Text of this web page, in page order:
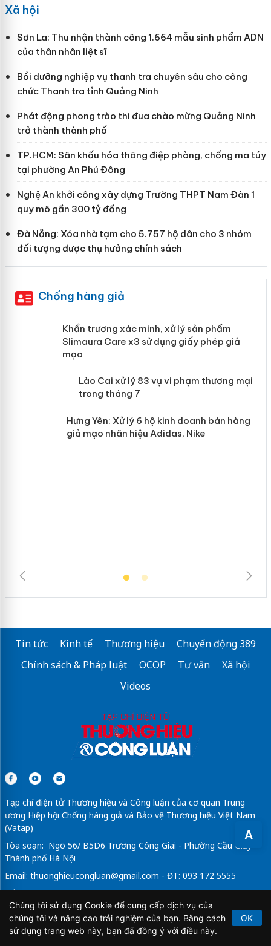
A
Xã hội
Sơn La: Thu nhận thành công 1.664 mẫu sinh phẩm ADN
của thân nhân liệt sĩ
Bồi dưỡng nghiệp vụ thanh tra chuyên sâu cho công
chức Thanh tra tỉnh Quảng Ninh
Phát động phong trào thi đua chào mừng Quảng Ninh
trở thành thành phố
TP.HCM: Sân khấu hóa thông điệp phòng, chống ma túy
tại phường An Phú Đông
Nghệ An khởi công xây dựng Trường THPT Nam Đàn 1
quy mô gần 300 tỷ đồng
Đà Nẵng: Xóa nhà tạm cho 5.757 hộ dân cho 3 nhóm
đối tượng được thụ hưởng chính sách
Chống hàng giả
Khẩn trương xác minh, xử lý sản phẩm
Slimaura Care x3 sử dụng giấy phép giả
mạo
Lào Cai xử lý 83 vụ vi phạm thương
mại trong tháng 7
Tin tức Kinh tế Thương hiệu
Chuyển động 389
Chính sách & Pháp luật
OCOP Tư vấn
Xã hội
Videos
Tạp chí điện tử Thương hiệu và Công luận của cơ quan Trung
ương Hiệp hội Chống hàng giả và Bảo vệ Thương hiệu Việt Nam
(Vatap)
Tòa soạn: Ngõ 56/ B5D6 Trương Công Giai - Phường Cầu Giấy -
Thành phố Hà Nội
Email: thuonghieucongluan@gmail.com - ĐT: 093 172 5555
Tổng Biên Tập: Vũ Đức Thuận
Giấy phép hoạt động báo chí điện tử số 64/GP-BTTTT do Bộ
Thông tin và Truyền thông cấp ngày 21/2/2020.
Chúng tôi sử dụng Cookie để cung cấp dịch vụ của
chúng tôi và nâng cao trải nghiệm của bạn. Bằng cách
sử dụng trang web này, bạn đã đồng ý với điều này.
OK